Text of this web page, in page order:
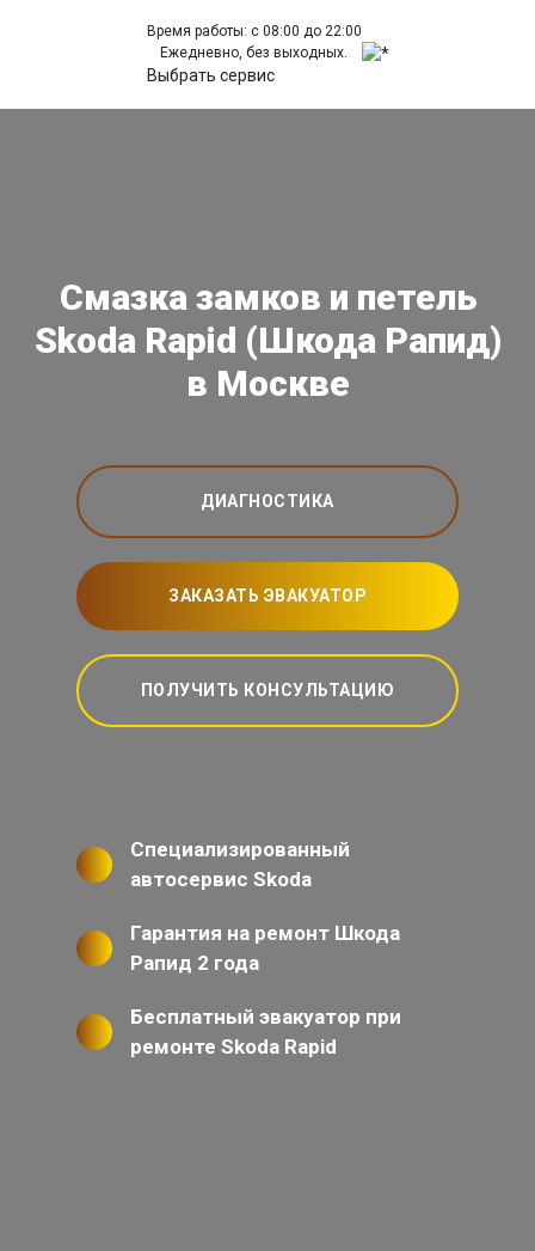
Время работы: с 08:00 до 22:00
Ежедневно, без выходных.
Выбрать сервис
Смазка замков и петель
Skoda Rapid (Шкода Рапид)
в Москве
ДИАГНОСТИКА
ЗАКАЗАТЬ ЭВАКУАТОР
ПОЛУЧИТЬ КОНСУЛЬТАЦИЮ
Специализированный
автосервис Skoda
Гарантия на ремонт Шкода
Рапид 2 года
Бесплатный эвакуатор при
ремонте Skoda Rapid